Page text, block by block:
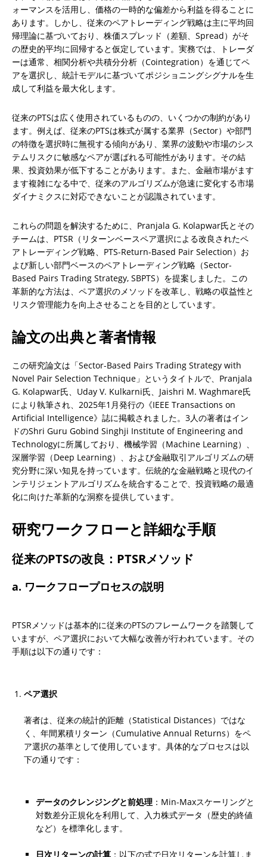
ォーマンスを活用し、価格の一時的な偏差から利益を得ることに
あります。しかし、従来のペアトレーディング戦略は主に平均回
帰理論に基づいており、株価スプレッド（差額、Spread）がそ
の歴史的平均に回帰すると仮定しています。実務では、トレーダ
ーは通常、相関分析や共積分分析（Cointegration）を通じてペ
アを選択し、統計モデルに基づいてポジショニングシグナルを生
成して利益を最大化します。
従来のPTSは広く使用されているものの、いくつかの制約があり
ます。例えば、従来のPTSは株式が属する業界（Sector）や部門
の特徴を選択時に無視する傾向があり、業界の波動や市場のシス
テムリスクに敏感なペアが選ばれる可能性があります。その結
果、投資効果が低下することがあります。また、金融市場がます
ます複雑になる中で、従来のアルゴリズムが急速に変化する市場
ダイナミクスに対応できないことが認識されています。
これらの問題を解決するために、Pranjala G. Kolapwar氏とその
チームは、PTSR（リターンベースペア選択による改良されたペ
アトレーディング戦略、PTS-Return-Based Pair Selection）お
よび新しい部門ベースのペアトレーディング戦略（Sector-
Based Pairs Trading Strategy, SBPTS）を提案しました。この
革新的な方法は、ペア選択のメソッドを改革し、戦略の収益性と
リスク管理能力を向上させることを目的としています。
論文の出典と著者情報
この研究論文は「Sector-Based Pairs Trading Strategy with
Novel Pair Selection Technique」というタイトルで、Pranjala
G. Kolapwar氏、Uday V. Kulkarni氏、Jaishri M. Waghmare氏
により執筆され、2025年1月発行の《IEEE Transactions on
Artificial Intelligence》誌に掲載されました。3人の著者はイン
ドのShri Guru Gobind Singhji Institute of Engineering and
Technologyに所属しており、機械学習（Machine Learning）、
深層学習（Deep Learning）、および金融取引アルゴリズムの研
究分野に深い知見を持っています。伝統的な金融戦略と現代のイ
ンテリジェントアルゴリズムを統合することで、投資戦略の最適
化に向けた革新的な洞察を提供しています。
研究ワークフローと詳細な手順
従来のPTSの改良：PTSRメソッド
a. ワークフロープロセスの説明
PTSRメソッドは基本的に従来のPTSのフレームワークを踏襲して
いますが、ペア選択において大幅な改善が行われています。その
手順は以下の通りです：
ペア選択
著者は、従来の統計的距離（Statistical Distances）ではな
く、年間累積リターン（Cumulative Annual Returns）をペ
ア選択の基準として使用しています。具体的なプロセスは以
下の通りです：
データのクレンジングと前処理 ：Min-Maxスケーリングと
対数差分正規化を利用して、入力株式データ（歴史的終値
など）を標準化します。
日次リターンの計算 ：以下の式で日次リターンを計算しま